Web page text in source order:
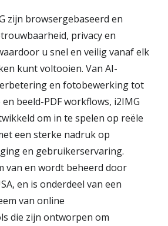
zijn browsergebaseerd en
privacy en
u snel en veilig vanaf elk
kunt voltooien. Van AI-
en fotobewerking tot
beeld-PDF workflows, i2IMG
om in te spelen op reële
een sterke nadruk op
en gebruikerservaring.
van en wordt beheerd door
en is onderdeel van een
van online
die zijn ontworpen om